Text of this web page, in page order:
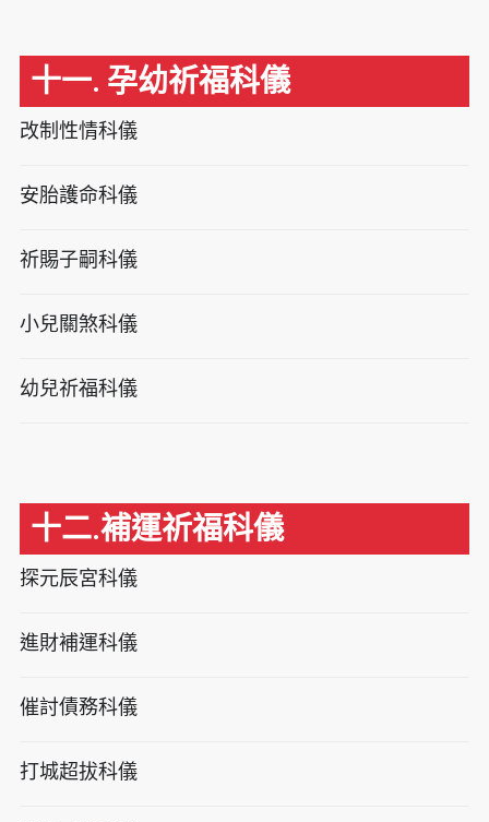
十一. 孕幼祈福科儀
改制性情科儀
安胎護命科儀
祈賜子嗣科儀
小兒關煞科儀
幼兒祈福科儀
十二.補運祈福科儀
探元辰宮科儀
進財補運科儀
催討債務科儀
打城超拔科儀